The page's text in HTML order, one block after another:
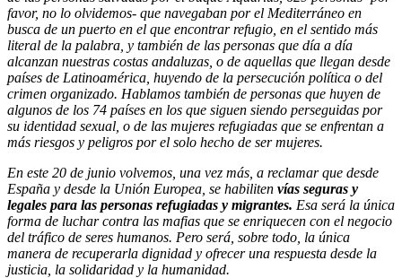
favor, no lo olvidemos- que navegaban por el Mediterráneo en
busca de un puerto en el que encontrar refugio, en el sentido más
literal de la palabra, y también de las personas que día a día
alcanzan nuestras costas andaluzas, o de aquellas que llegan desde
países de Latinoamérica, huyendo de la persecución política o del
crimen organizado. Hablamos también de personas que huyen de
algunos de los 74 países en los que siguen siendo perseguidas por
su identidad sexual, o de las mujeres refugiadas que se enfrentan a
más riesgos y peligros por el solo hecho de ser mujeres.
En este 20 de junio volvemos, una vez más, a reclamar que desde
España y desde la Unión Europea, se habiliten vías seguras y
legales para las personas refugiadas y migrantes. Esa será la única
forma de luchar contra las mafias que se enriquecen con el negocio
del tráfico de seres humanos. Pero será, sobre todo, la única
manera de recuperarla dignidad y ofrecer una respuesta desde la
justicia, la solidaridad y la humanidad.